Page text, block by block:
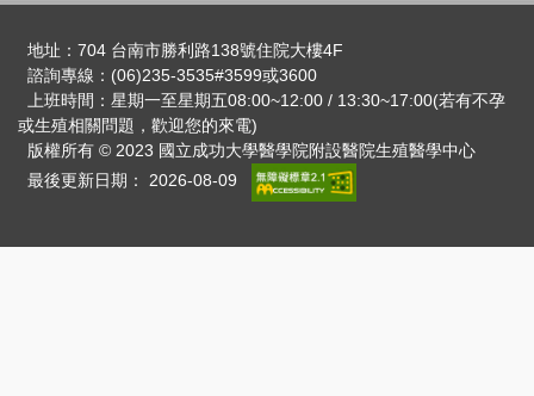
地址：704 台南市勝利路138號住院大樓4F
諮詢專線：(06)235-3535#3599或3600
上班時間：星期一至星期五08:00~12:00 / 13:30~17:00(若有不孕
或生殖相關問題，歡迎您的來電)
版權所有 © 2023 國立成功大學醫學院附設醫院生殖醫學中心
最後更新日期： 2026-08-09